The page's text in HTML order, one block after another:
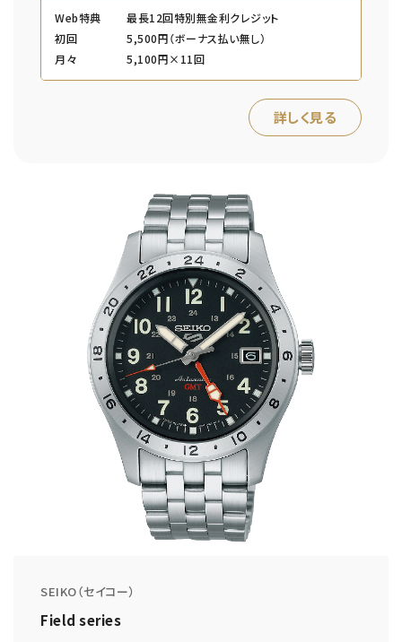
Web特典
最長12回特別無金利クレジット
初回
5,500円（ボーナス払い無し）
月々
5,100円×11回
詳しく見る
SEIKO（セイコー）
Field series